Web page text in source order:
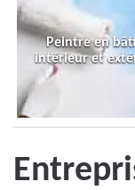
Peintre en
intérieur et